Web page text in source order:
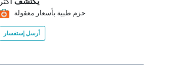
حزم طبية بأسعار معقولة
أرسل إستفسار